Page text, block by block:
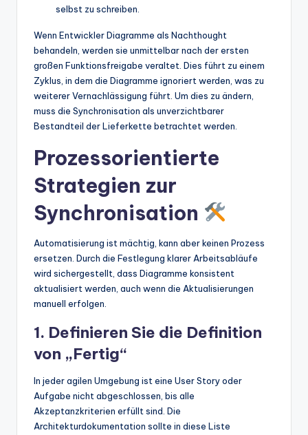
selbst zu schreiben.
Wenn Entwickler Diagramme als Nachthought
behandeln, werden sie unmittelbar nach der ersten
großen Funktionsfreigabe veraltet. Dies führt zu einem
Zyklus, in dem die Diagramme ignoriert werden, was zu
weiterer Vernachlässigung führt. Um dies zu ändern,
muss die Synchronisation als unverzichtbarer
Bestandteil der Lieferkette betrachtet werden.
Prozessorientierte
Strategien zur
Synchronisation
Automatisierung ist mächtig, kann aber keinen Prozess
ersetzen. Durch die Festlegung klarer Arbeitsabläufe
wird sichergestellt, dass Diagramme konsistent
aktualisiert werden, auch wenn die Aktualisierungen
manuell erfolgen.
1. Definieren Sie die Definition
von „Fertig“
In jeder agilen Umgebung ist eine User Story oder
Aufgabe nicht abgeschlossen, bis alle
Akzeptanzkriterien erfüllt sind. Die
Architekturdokumentation sollte in diese Liste